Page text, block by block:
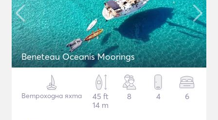
Beneteau Oceanis Moorings
Ветроходна яхта
45 ft
14 m
8 4 6